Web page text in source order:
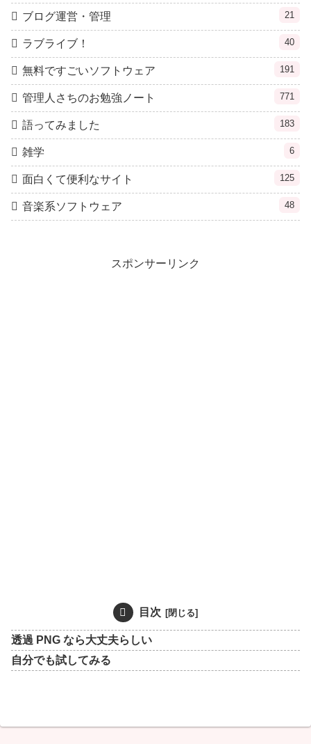
ブログ運営・管理 21
ラブライブ！ 40
無料ですごいソフトウェア 191
管理人さちのお勉強ノート 771
語ってみました 183
雑学 6
面白くて便利なサイト 125
音楽系ソフトウェア 48
スポンサーリンク
目次
透過 PNG なら大丈夫らしい
自分でも試してみる